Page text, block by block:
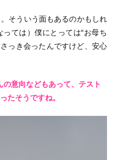
そういう面もあるのかもしれ
ては）僕にとっては“お母ち
っき会ったんですけど、安心
意向などもあって、テスト
たそうですね。